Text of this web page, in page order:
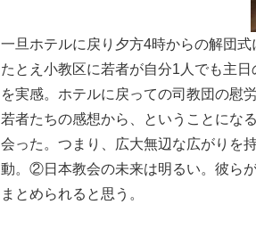
一旦ホテルに戻り夕方4時からの解団
たとえ小教区に若者が自分1人でも主
を実感。ホテルに戻っての司教団の慰
若者たちの感想から、ということにな
会った。つまり、広大無辺な広がりを
動。②日本教会の未来は明るい。彼ら
まとめられると思う。